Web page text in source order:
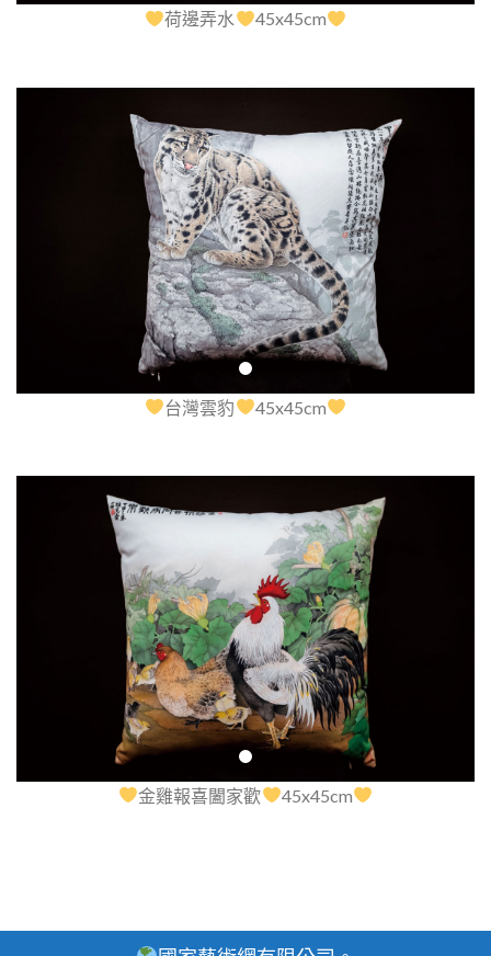
荷邊弄水 45x45cm
台灣雲豹 45x45cm
金雞報喜闔家歡 45x45cm